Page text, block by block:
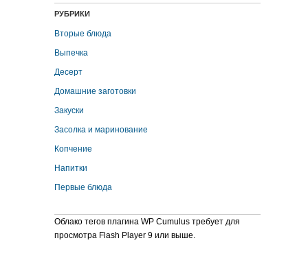
РУБРИКИ
Вторые блюда
Выпечка
Десерт
Домашние заготовки
Закуски
Засолка и маринование
Копчение
Напитки
Первые блюда
Облако тегов плагина WP Cumulus требует для
просмотра Flash Player 9 или выше.